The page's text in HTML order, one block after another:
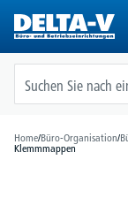
springen
Home/Büro-Organisation/
Klemmmappen